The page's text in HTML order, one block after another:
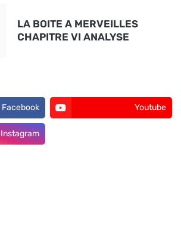
LA BOITE A MERVEILLES
CHAPITRE VI ANALYSE
Facebook Youtube
Instagram